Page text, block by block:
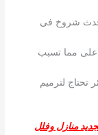
تحدث شروخ فى
مما تسبب
تحتاج لترميم
منازل وفلل